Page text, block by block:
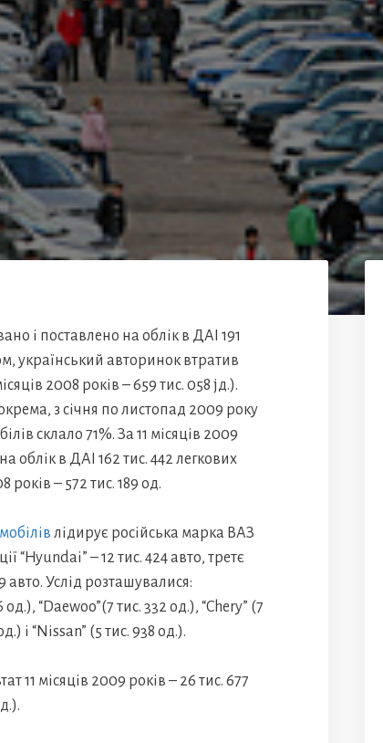
і поставлено на облік в ДАІ 191
український авторинок втратив
2008 років – 659 тис. 058 jд.).
з січня по листопад 2009 року
склало 71%. За 11 місяців 2009
облік в ДАІ 162 тис. 442 легкових
років – 572 тис. 189 од.
лідирує російська марка ВАЗ
“Hyundai” – 12 тис. 424 авто, третє
авто. Услід розташувалися:
од.), “Daewoo”(7 тис. 332 од.), “Chery” (7
і “Nissan” (5 тис. 938 од.).
11 місяців 2009 років – 26 тис. 677